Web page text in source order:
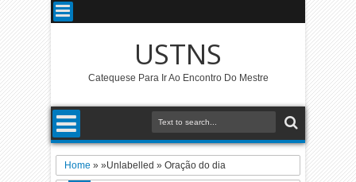
USTNS
Catequese Para Ir Ao Encontro Do Mestre
Home » »Unlabelled »Oração do dia